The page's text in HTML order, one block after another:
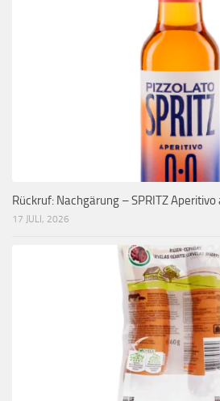
Rückruf: Nachgärung – SPRITZ
17 JULI, 2026